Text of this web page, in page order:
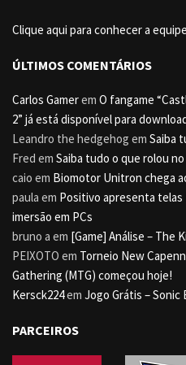
Clique aqui para conhecer a equipe
ÚLTIMOS COMENTÁRIOS
Carlos Gamerem O fangame
2” já está disponível para
Leandro the hedgehog em Saiba
Fred em Saiba tudo o que rolou
caio em Biomotor Unitron chega
paula em Positivo apresenta telas
imersão em PCs
bruno a em [Game] Análise – The
PEIXOTO em Torneio New
Gathering (MTG) começou hoje!
Kersck224em Jogo Grátis – Sonic
PARCEIROS